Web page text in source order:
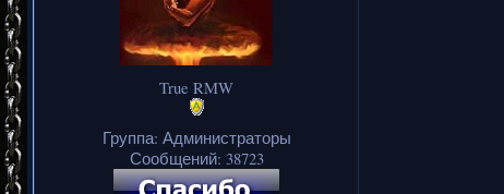
True RMW
Группа: Администраторы
Сообщений: 38723